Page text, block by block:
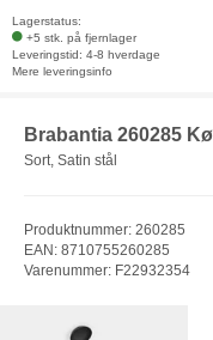
Lagerstatus:
+5 stk. på fjernlager
Leveringstid: 4-8 hverdage
Mere leveringsinfo
Brabantia 260285
Sort, Satin stål
Produktnummer: 260285
EAN: 8710755260285
Varenummer: F22932354